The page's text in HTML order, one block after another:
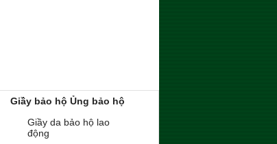
Giầy bảo hộ Ủng bảo hộ
Giầy da bảo hộ lao
động